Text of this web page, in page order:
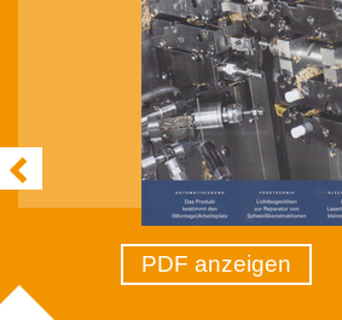
PDF anzeigen